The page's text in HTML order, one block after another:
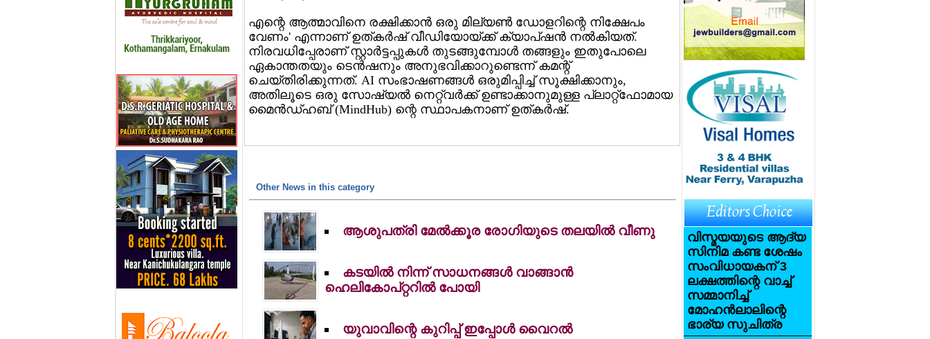
എന്റെ ആത്മാവിനെ രക്ഷിക്കാന്‍ ഒരു മില്യണ്‍ ഡോളറിന്റെ നിക്ഷേപം
വേണം' എന്നാണ് ഉത്കര്‍ഷ് വീഡിയോയ്ക്ക് ക്യാപ്ഷന്‍ നല്‍കിയത്.
നിരവധിപ്പേരാണ് സ്റ്റാര്‍ട്ടപ്പുകള്‍ തുടങ്ങുമ്പോള്‍ തങ്ങളും ഇതുപോലെ
ഏകാന്തതയും ടെന്‍ഷനും അനുഭവിക്കാറുണ്ടെന്ന് കമന്റ്
ചെയ്തിരിക്കുന്നത്. AI സംഭാഷണങ്ങള്‍ ഒരുമിപ്പിച്ച് സൂക്ഷിക്കാനും,
അതിലൂടെ ഒരു സോഷ്യല്‍ നെറ്റ്വര്‍ക്ക് ഉണ്ടാക്കാനുമുള്ള പ്ലാറ്റ്ഫോമായ
മൈന്‍ഡ്ഹബ് (MindHub) ന്റെ സ്ഥാപകനാണ് ഉത്കര്‍ഷ്.
Other News in this category
ആശുപത്രി മേല്‍ക്കൂര രോഗിയുടെ തലയില്‍ വീണു
കടയില്‍ നിന്ന് സാധനങ്ങള്‍ വാങ്ങാന്‍
ഹെലികോപ്റ്ററില്‍ പോയി
യുവാവിന്റെ കുറിപ്പ് ഇപ്പോള്‍ വൈറല്‍
വിസ്മയയുടെ ആദ്യ
സിനിമ കണ്ട ശേഷം
സംവിധായകന് 3
ലക്ഷത്തിന്റെ വാച്ച്
സമ്മാനിച്ച്
മോഹന്‍ലാലിന്റെ
ഭാര്യ സുചിത്ര